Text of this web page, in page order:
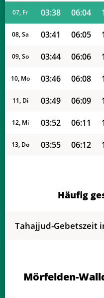
07, Fr 03:38 06:04
08, Sa 03:41 06:05
09, So 03:44 06:06
10, Mo 03:46 06:08
11, Di 03:49 06:09
12, Mi 03:52 06:11
13, Do 03:55 06:12
06:15
19, Mi 04:10 06:21
Häufig
Tahajjud-Gebetszeit
Mörfelden-